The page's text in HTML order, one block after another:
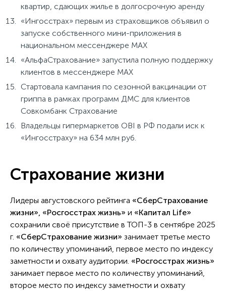
квартир, сдающих жилье в долгосрочную аренду
«Ингосстрах» первым из страховщиков объявил о
запуске собственного мини-приложения в
национальном мессенджере MAX
«АльфаСтрахование» запустила полную поддержку
клиентов в мессенджере MAX
Стартовала кампания по сезонной вакцинации от
гриппа в рамках программ ДМС для клиентов
Совкомбанк Страхование
Владельцы гипермаркетов OBI в РФ подали иск к
«Ингосстраху» на 634 млн руб.
Страхование жизни
Лидеры августовского рейтинга «СберСтрахование
жизни», «Росгосстрах жизнь» и «Капитал Life»
сохранили своё присутствие в ТОП-3 в сентябре 2025
г. «СберСтрахование жизни» занимает третье место
по количеству упоминаний, первое место по индексу
заметности и охвату аудитории. «Росгосстрах жизнь»
занимает первое место по количеству упоминаний,
второе место по индексу заметности и охвату